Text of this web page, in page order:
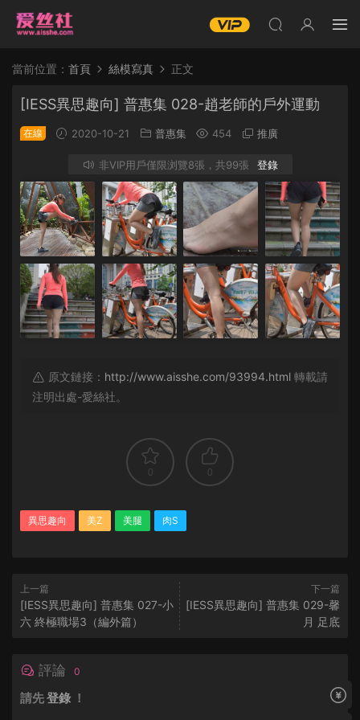
當前位置： 首頁 絲模寫真 正文
[IESS異思趣向] 普惠集 028-趙老師的戶外運動
在線 2020-10-21 普惠集 454 推廣
非VIP用戶僅限浏覽8張，共99張 登錄
原文鏈接： http://www.aisshe.com/93994.html 轉載請
注明出處-愛絲社。
0 0
異思趣向 美Z 美腿 肉S
上一篇
[IESS異思趣向] 普惠集 027-小
六 終極職場3（編外篇）
下一篇
[IESS異思趣向] 普惠集 029-馨
月 足底
評論 0
請先登錄 ！